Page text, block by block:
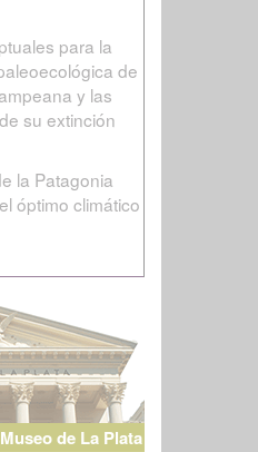
para la
de
y las
su extinción
la Patagonia
óptimo climático
de La Plata